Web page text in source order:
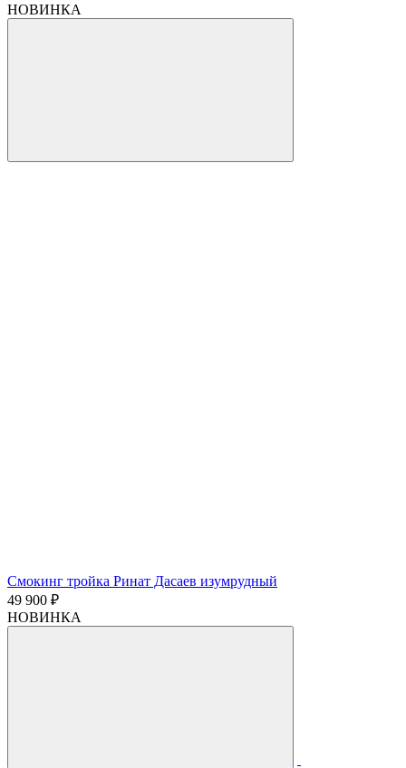
НОВИНКА
Смокинг тройка Ринат Дасаев изумрудный
49 900 ₽
НОВИНКА